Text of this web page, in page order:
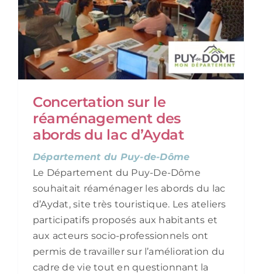
Concertation sur le
réaménagement des
abords du lac d’Aydat
Département du Puy-de-Dôme
Le Département du Puy-De-Dôme
souhaitait réaménager les abords du lac
d’Aydat, site très touristique. Les ateliers
participatifs proposés aux habitants et
aux acteurs socio-professionnels ont
permis de travailler sur l’amélioration du
cadre de vie tout en questionnant la